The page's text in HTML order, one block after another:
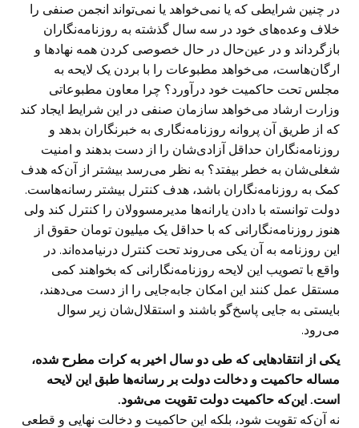
در چنین شرایطی که یا نمی‌خواهد یا نمی‌تواند انجمن صنفی را
خلاف وعده‌های خود در سه سال گذشته به روزنامه‌نگاران
بازگرداند و در عین‌حال در حال خصوصی‌ کردن همه نهادها و
ارگان‌هاست، می‌خواهد مطبوعات را با بردن یک لایحه به
مجلس تحت حاکمیت خود درآورد؟ چرا معاون مطبوعاتی
وزارت ارشاد می‌خواهد سازمان صنفی در این شرایط ایجاد کند
که از طریق آن پروانه روزنامه‌نگاری به خبرنگاران بدهد و
روزنامه‌نگاران حداقل آزادی‌شان را از دست بدهند و امنیت
شغلی‌شان به خطر بیفتد؟ به نظر می‌رسد بیشتر از آن‌که هدف‌
کمک به روزنامه‌نگاران باشد، هدف کنترل بیشتر رسانه‌هاست.
دولت توانسته با دادن یارانه‌ها مدیرمسوولان را کنترل کند ولی
هنوز روزنامه‌نگارانی که با حداقل یک میلیون تومان حقوق از
این روزنامه‌ به آن یکی می‌روند تحت کنترل درنیامده‌اند. در
واقع با تصویب این لایحه روزنامه‌نگارانی که بخواهند کمی
مستقل عمل کنند این امکان جابه‌جایی را از دست می‌دهند،
بایستی به جایی پاسخ‌گو باشند و استقلال‌شان زیر سوال
می‌رود.
یکی از انتقادهایی که طی دو سال اخیر به کرات مطرح شده،
مساله حاکمیت و دخالت دولت بر رسانه‌ها طبق این لایحه
است. این‌که حاکمیت دولت تقویت می‌شود.
نه آن‌که تقویت شود، بلکه این حاکمیت و دخالت نهایی و قطعی